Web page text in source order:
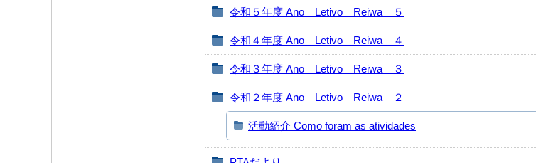
令和５年度 Ano Letivo Reiwa ５
令和４年度 Ano Letivo Reiwa ４
令和３年度 Ano Letivo Reiwa ３
令和２年度 Ano Letivo Reiwa ２
活動紹介 Como foram as atividades